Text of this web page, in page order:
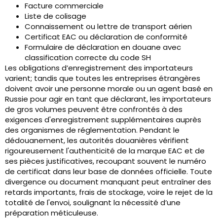
Facture commerciale
Liste de colisage
Connaissement ou lettre de transport aérien
Certificat EAC ou déclaration de conformité
Formulaire de déclaration en douane avec
classification correcte du code SH
Les obligations d’enregistrement des importateurs
varient; tandis que toutes les entreprises étrangères
doivent avoir une personne morale ou un agent basé en
Russie pour agir en tant que déclarant, les importateurs
de gros volumes peuvent être confrontés à des
exigences d'enregistrement supplémentaires auprès
des organismes de réglementation. Pendant le
dédouanement, les autorités douanières vérifient
rigoureusement l'authenticité de la marque EAC et de
ses pièces justificatives, recoupant souvent le numéro
de certificat dans leur base de données officielle. Toute
divergence ou document manquant peut entraîner des
retards importants, frais de stockage, voire le rejet de la
totalité de l'envoi, soulignant la nécessité d’une
préparation méticuleuse.